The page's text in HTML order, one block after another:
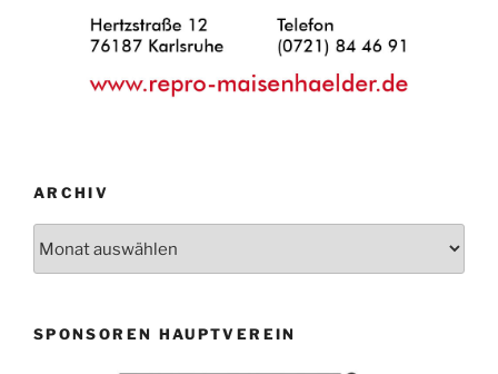
ARCHIV
SPONSOREN HAUPTVEREIN